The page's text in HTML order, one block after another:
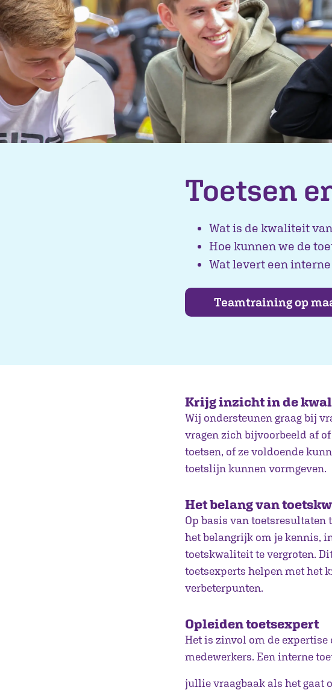
Toetsen
Wat is de kwaliteit
Hoe kunnen we de
Wat levert een
Teamtraining op
Krijg inzicht in de
Wij ondersteunen graag bij
vragen zich bijvoorbeeld af
toetsen, of ze voldoende
toetslijn kunnen vormgeven.
Het belang van
Op basis van toetsresultaten
het belangrijk om je kennis,
toetskwaliteit te vergroten.
toetsexperts helpen met het
verbeterpunten.
Opleiden toetsexpert
Het is zinvol om de expertise
medewerkers. Een interne
jullie vraagbaak als het gaat